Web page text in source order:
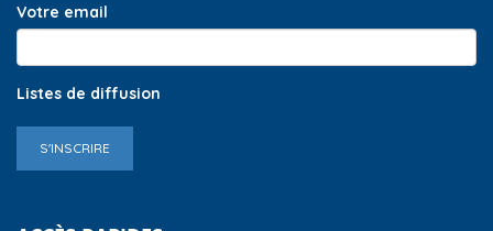
Votre email
Listes de diffusion
S'INSCRIRE